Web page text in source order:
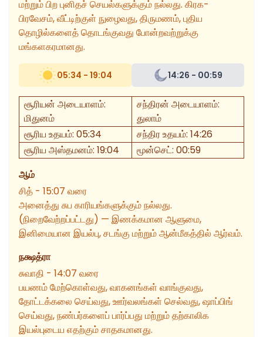
மற்றும் பிற புனிதச் செயல்களுக்கும் நல்லது. கிரக-
பிரவேசம், வீட்டிற்குள் நுழைவது, திருமணம், புதிய
தொழில்களைத் தொடங்குவது போன்றவற்றுக்கு
மங்களகரமானது.
05:34 - 19:04 14:26 - 00:59
சூரியன் அடையாளம்:
மிதுனம்
சந்திரன் அடையாளம்:
துலாம்
சூரிய உதயம்: 05:34 சந்திர உதயம்: 14:26
சூரிய அஸ்தமனம்: 19:04 மூன்செட்: 00:59
ஆம்
சித் - 15:07 வரை
அனைத்து சுப காரியங்களுக்கும் நல்லது.
(நிறைவேற்றப்பட்டது) — இணக்கமான ஆளுமை,
இனிமையான இயல்பு, சடங்கு மற்றும் ஆன்மீகத்தில் ஆர்வம்.
நக்ஷத்ரா
சுவாதி - 14:07 வரை
பயணம் மேற்கொள்வது, வாகனங்கள் வாங்குவது,
தோட்டக்கலை செய்வது, ஊர்வலங்கள் செல்வது, ஷாப்பிங்
செய்வது, நண்பர்களைப் பார்ப்பது மற்றும் தற்காலிக
இயல்புடைய எதற்கும் சாதகமானது.